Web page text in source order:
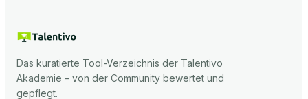
Das kuratierte Tool-Verzeichnis der Talentivo
Akademie – von der Community bewertet und
gepflegt.